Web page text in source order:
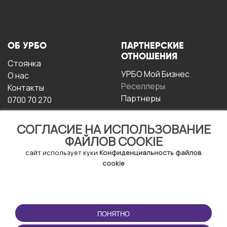
СОГЛАСИЕ НА ИСПОЛЬЗОВАНИЕ
ФАЙЛОВ COOKIE
сайт использует куки Конфиденциальность файлов
cookie
ПОНЯТНО
ОБ УРБО
Стоянка
О нас
Контакты
0700 70 270
ПАРТНЕРСКИЕ
ОТНОШЕНИЯ
УРБО Мой Бизнес
Реселлеры
Партнеры
ЭКСПЛУАТАЦИИ
Условия и положения
ПРИЛОЖЕНИЕ